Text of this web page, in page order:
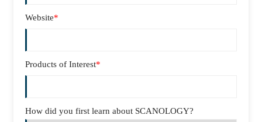
Website*
Products of Interest*
How did you first learn about SCANOLOGY?